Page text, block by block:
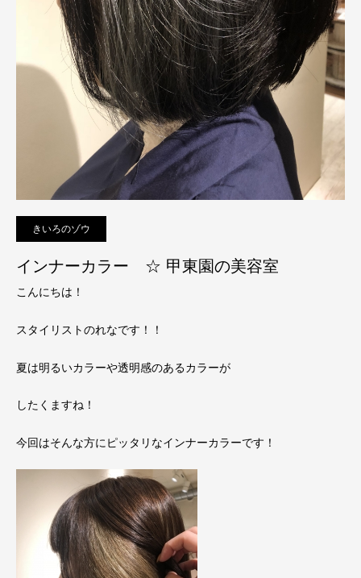
きいろのゾウ
インナーカラー ☆ 甲東園の美容室
こんにちは！
スタイリストのれなです！！
夏は明るいカラーや透明感のあるカラーが
したくますね！
今回はそんな方にピッタリなインナーカラーです！